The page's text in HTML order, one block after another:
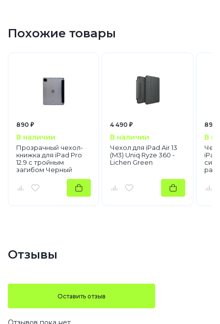
Похожие товары
890 ₽
В наличии
Прозрачный чехол-
книжка для iPad Pro
12.9 с тройным
загибом Черный
4 490 ₽
В наличии
Чехол для iPad Air 13
(M3) Uniq Ryze 360 -
Lichen Green
890
В
iPad
Отзывы
Оставить отзыв